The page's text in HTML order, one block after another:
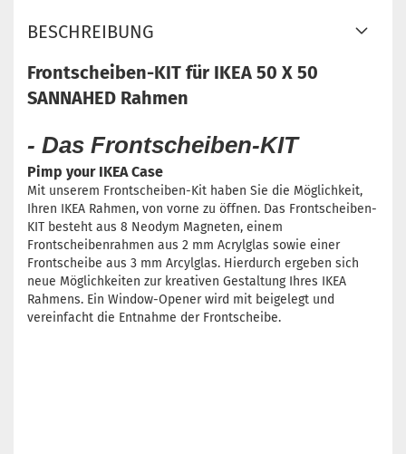
BESCHREIBUNG
Frontscheiben-KIT für IKEA 50 X 50
SANNAHED Rahmen
- Das Frontscheiben-KIT
Pimp your IKEA Case
Mit unserem Frontscheiben-Kit haben Sie die Möglichkeit,
Ihren IKEA Rahmen, von vorne zu öffnen. Das Frontscheiben-
KIT besteht aus 8 Neodym Magneten, einem
Frontscheibenrahmen aus 2 mm Acrylglas sowie einer
Frontscheibe aus 3 mm Arcylglas. Hierdurch ergeben sich
neue Möglichkeiten zur kreativen Gestaltung Ihres IKEA
Rahmens. Ein Window-Opener wird mit beigelegt und
vereinfacht die Entnahme der Frontscheibe.